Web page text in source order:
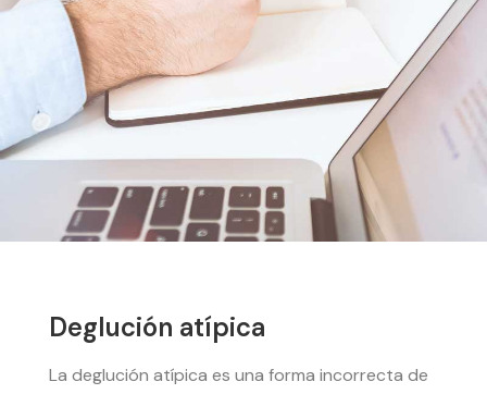
Deglución atípica
La deglución atípica es una forma incorrecta de